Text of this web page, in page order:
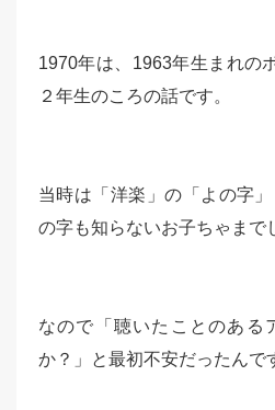
1970年は、1963年生まれの
２年生のころの話です。
当時は「洋楽」の「よの字」
の字も知らないお子ちゃまで
なので「聴いたことのある
か？」と最初不安だったんで